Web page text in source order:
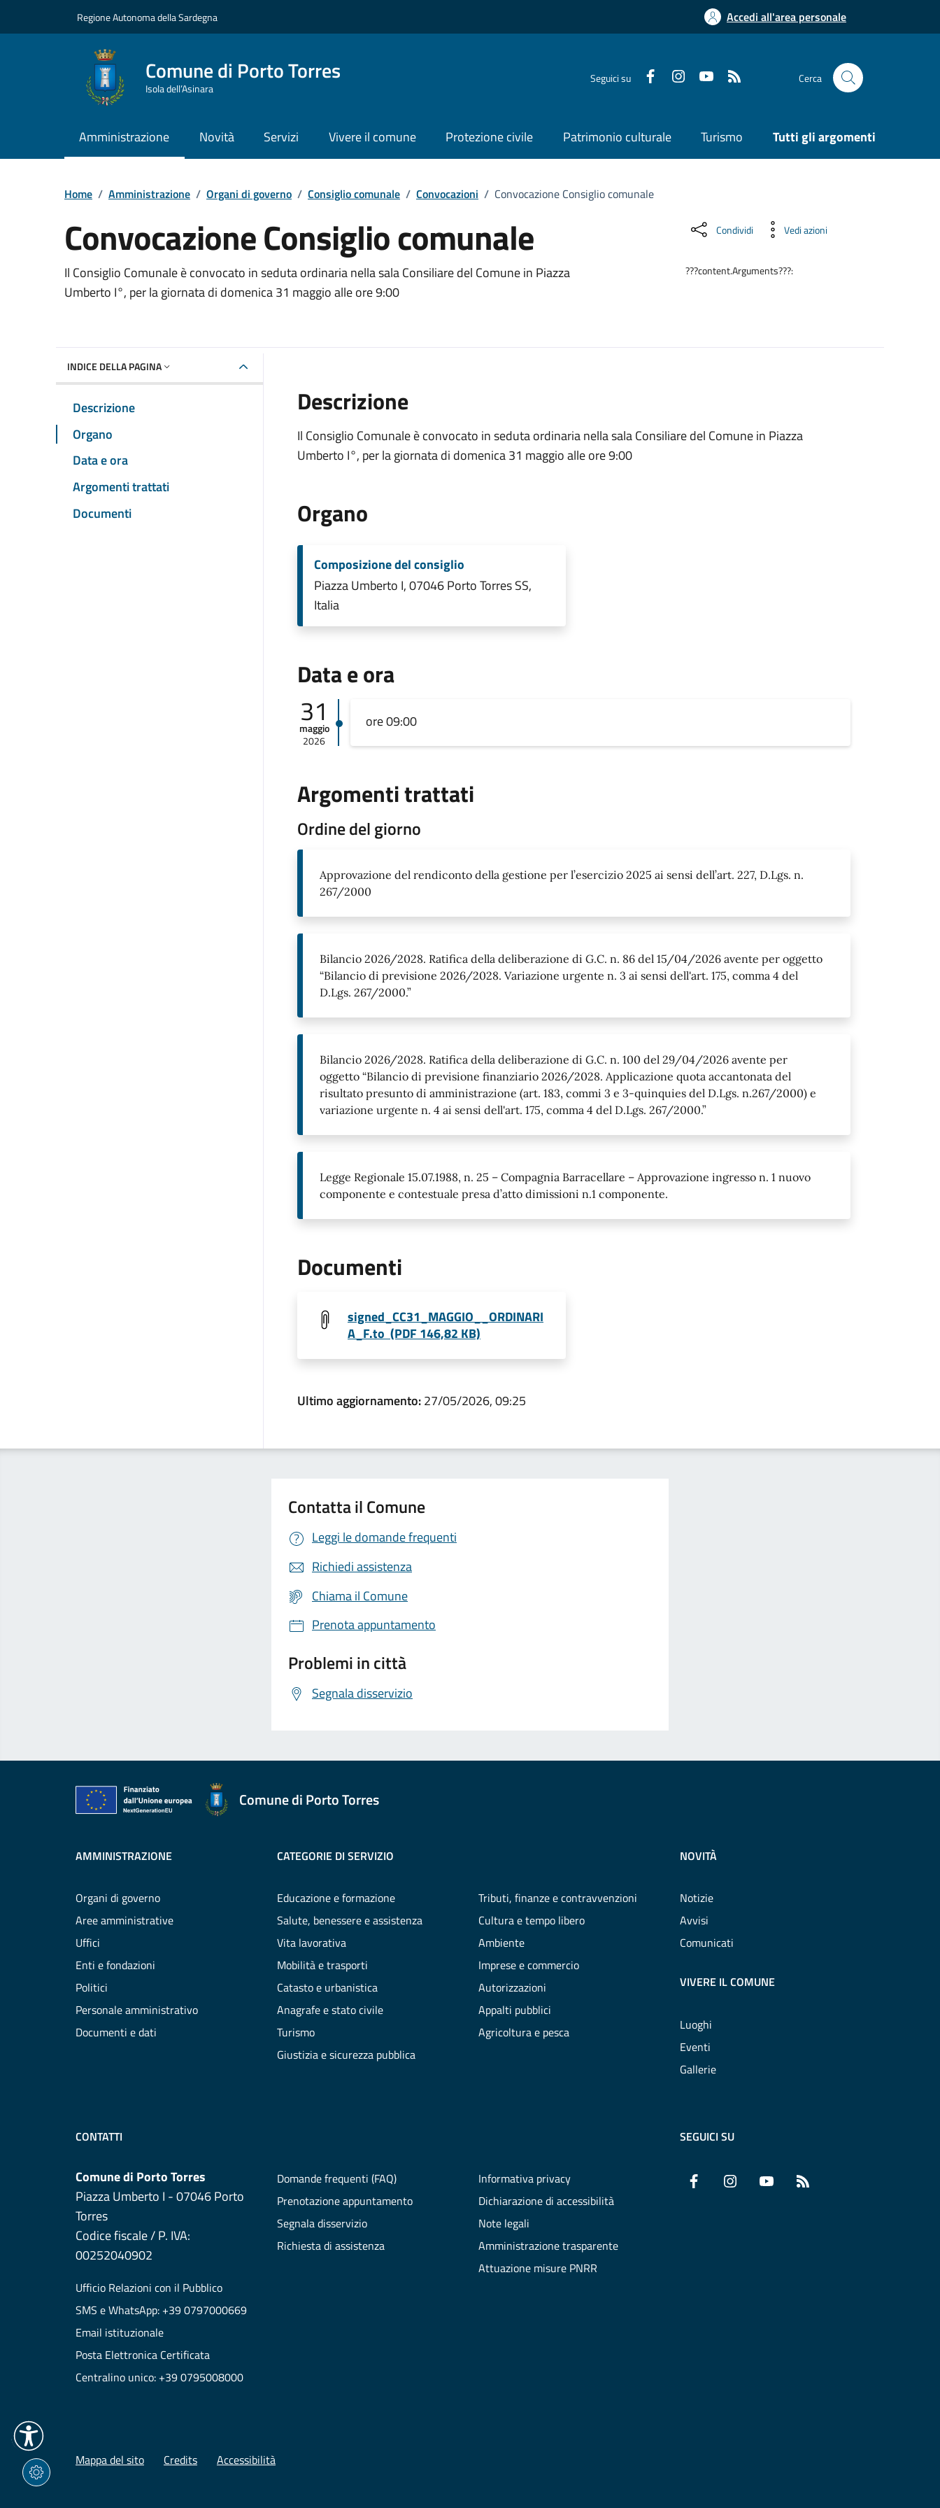
Regione Autonoma della Sardegna Accedi all'area personale
Comune di Porto Torres
Isola dell’Asinara
Seguici su Cerca
Amministrazione Novità Servizi Vivere il comune Protezione civile Patrimonio culturale Turismo Tutti gli argomenti
Home / Amministrazione / Organi di governo / Consiglio comunale / Convocazioni / Convocazione Consiglio comunale
Convocazione Consiglio comunale
???portal.DettaglioConvocazione???
Il Consiglio Comunale è convocato in seduta ordinaria nella sala Consiliare del Comune in Piazza
Umberto I°, per la giornata di domenica 31 maggio alle ore 9:00
Condividi Vedi azioni
???content.Arguments???:
INDICE DELLA PAGINA
Descrizione
Organo
Data e ora
Argomenti trattati
Documenti
Descrizione
Il Consiglio Comunale è convocato in seduta ordinaria nella sala Consiliare del Comune in Piazza
Umberto I°, per la giornata di domenica 31 maggio alle ore 9:00
Organo
Composizione del consiglio
Piazza Umberto I, 07046 Porto Torres SS,
Italia
Data e ora
31
maggio
2026
ore 09:00
Argomenti trattati
Ordine del giorno
Approvazione del rendiconto della gestione per l’esercizio 2025 ai sensi dell’art. 227, D.Lgs. n.
267/2000
Bilancio 2026/2028. Ratifica della deliberazione di G.C. n. 86 del 15/04/2026 avente per oggetto
“Bilancio di previsione 2026/2028. Variazione urgente n. 3 ai sensi dell'art. 175, comma 4 del
D.Lgs. 267/2000.”
Bilancio 2026/2028. Ratifica della deliberazione di G.C. n. 100 del 29/04/2026 avente per
oggetto “Bilancio di previsione finanziario 2026/2028. Applicazione quota accantonata del
risultato presunto di amministrazione (art. 183, commi 3 e 3-quinquies del D.Lgs. n.267/2000) e
variazione urgente n. 4 ai sensi dell'art. 175, comma 4 del D.Lgs. 267/2000.”
Legge Regionale 15.07.1988, n. 25 – Compagnia Barracellare – Approvazione ingresso n. 1 nuovo
componente e contestuale presa d’atto dimissioni n.1 componente.
Documenti
signed_CC31_MAGGIO__ORDINARI
A_F.to (PDF 146,82 KB)
Ultimo aggiornamento:27/05/2026, 09:25
Contatta il Comune
Leggi le domande frequenti
Richiedi assistenza
Chiama il Comune
Prenota appuntamento
Problemi in città
Segnala disservizio
Comune di Porto Torres
AMMINISTRAZIONE
Organi di governo
Aree amministrative
Uffici
Enti e fondazioni
Politici
Personale amministrativo
Documenti e dati
CATEGORIE DI SERVIZIO
Educazione e formazione
Salute, benessere e assistenza
Vita lavorativa
Mobilità e trasporti
Catasto e urbanistica
Anagrafe e stato civile
Turismo
Giustizia e sicurezza pubblica
Tributi, finanze e contravvenzioni
Cultura e tempo libero
Ambiente
Imprese e commercio
Autorizzazioni
Appalti pubblici
Agricoltura e pesca
NOVITÀ
Notizie
Avvisi
Comunicati
VIVERE IL COMUNE
Luoghi
Eventi
Gallerie
CONTATTI
Comune di Porto Torres
Piazza Umberto I - 07046 Porto
Torres
Codice fiscale / P. IVA:
00252040902
Ufficio Relazioni con il Pubblico
SMS e WhatsApp: +39 0797000669
Email istituzionale
Posta Elettronica Certificata
Centralino unico: +39 0795008000
Domande frequenti (FAQ)
Prenotazione appuntamento
Segnala disservizio
Richiesta di assistenza
Informativa privacy
Dichiarazione di accessibilità
Note legali
Amministrazione trasparente
Attuazione misure PNRR
SEGUICI SU
Facebook InstagramYouTube
Mappa del sito Credits Accessibilità